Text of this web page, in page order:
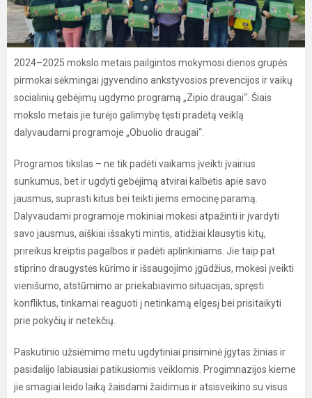
2024–2025 mokslo metais pailgintos mokymosi dienos grupės
pirmokai sėkmingai įgyvendino ankstyvosios prevencijos ir vaikų
socialinių gebėjimų ugdymo programą „Zipio draugai“. Šiais
mokslo metais jie turėjo galimybę tęsti pradėtą veiklą
dalyvaudami programoje „Obuolio draugai“.
Programos tikslas – ne tik padėti vaikams įveikti įvairius
sunkumus, bet ir ugdyti gebėjimą atvirai kalbėtis apie savo
jausmus, suprasti kitus bei teikti jiems emocinę paramą.
Dalyvaudami programoje mokiniai mokėsi atpažinti ir įvardyti
savo jausmus, aiškiai išsakyti mintis, atidžiai klausytis kitų,
prireikus kreiptis pagalbos ir padėti aplinkiniams. Jie taip pat
stiprino draugystės kūrimo ir išsaugojimo įgūdžius, mokėsi įveikti
vienišumo, atstūmimo ar priekabiavimo situacijas, spręsti
konfliktus, tinkamai reaguoti į netinkamą elgesį bei prisitaikyti
prie pokyčių ir netekčių.
Paskutinio užsiėmimo metu ugdytiniai prisiminė įgytas žinias ir
pasidalijo labiausiai patikusiomis veiklomis. Progimnazijos kieme
jie smagiai leido laiką žaisdami žaidimus ir atsisveikino su visus